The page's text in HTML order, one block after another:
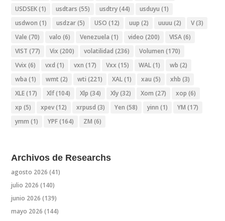
USDSEK(1) usdtars (55) usdtry(44) usduyu (1)
usdwon (1) usdzar(5) USO (12) uup (2) uuuu (2) V(3)
Vale (70) valo (6) Venezuela (1) video (200) VISA(6)
VIST (77) Vix (200) volatilidad (236) Volumen (170)
Vvix (6) vxd (1) vxn (17) Vxx (15) WAL(1) wb (2)
wba (1) wmt (2) wti (221) XAL(1) xau (5) xhb (3)
XLE(17) Xlf(104) Xlp (34) Xly(32) Xom (27) xop (6)
xp (5) xpev(12) xrpusd (3) Yen (58) yinn (1) YM (17)
ymm (1) YPF(164) ZM (6)
Archivos de Researchs
agosto 2026 (41)
julio 2026 (140)
junio 2026 (139)
mayo 2026 (144)